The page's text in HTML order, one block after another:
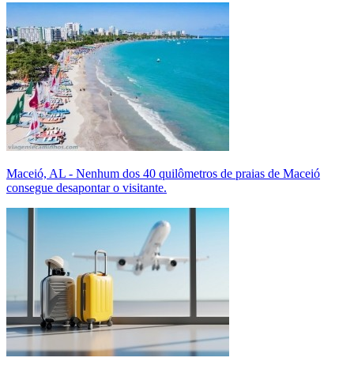
Maceió, AL - Nenhum dos 40 quilômetros de praias de Maceió
consegue desapontar o visitante.